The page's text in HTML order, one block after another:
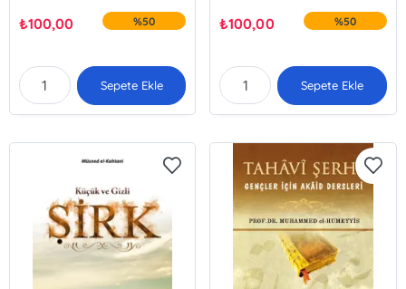
₺100,00 %50
Sepete Ekle
₺100,00 %50
Sepete Ekle